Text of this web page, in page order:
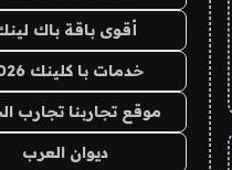
أقوى باقة باك
خدمات با كلينك 2026
موقع تجاربنا تجارب
ديوان العرب